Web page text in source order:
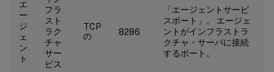
エ
ー
ジ
ェ
ン
ト
フラ
スト
ラク
チャ
サー
ビス
TCP
の
8286
「エージェントサービ
スポート」。 エージェ
ントがインフラストラ
クチャ・サーバに接続
するポート。